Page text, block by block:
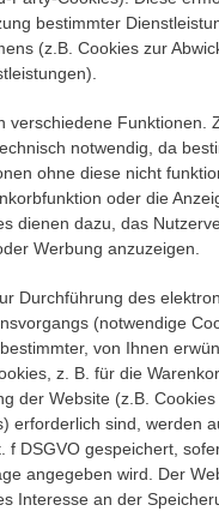
bestimmter
(z.B. Cookies zur
verschiedene Funktionen.
notwendig, da
ohne diese nicht
oder die
dienen dazu, das
Werbung anzuzeigen.
Durchführung des
(notwendige
von Ihnen
z. B. für die
der Website (z.B.
erforderlich sind, werden
f DSGVO gespeichert,
angegeben wird. Der
Interesse an der